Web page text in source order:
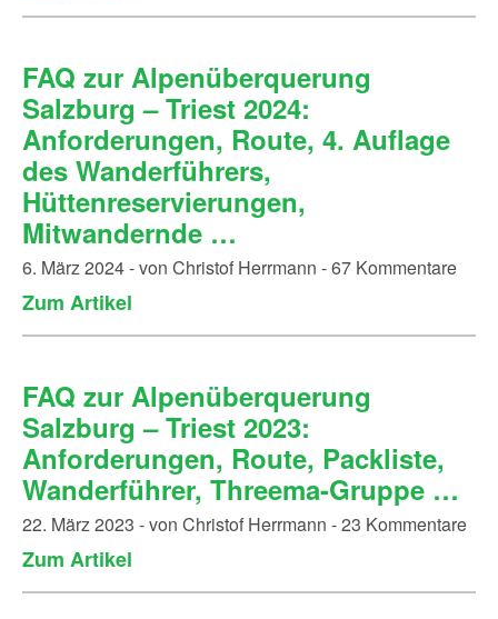
FAQ zur Alpenüberquerung
Salzburg – Triest 2024:
Anforderungen, Route, 4. Auflage
des Wanderführers,
Hüttenreservierungen,
Mitwandernde …
6. März 2024 - von Christof Herrmann - 67 Kommentare
Zum Artikel
FAQ zur Alpenüberquerung
Salzburg – Triest 2023:
Anforderungen, Route, Packliste,
Wanderführer, Threema-Gruppe …
22. März 2023 - von Christof Herrmann - 23 Kommentare
Zum Artikel